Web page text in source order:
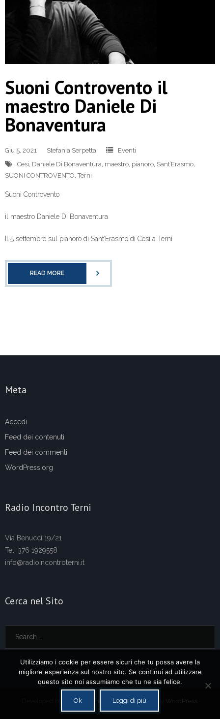
Suoni Controvento il
maestro Daniele Di
Bonaventura
Giu 5, 2021 Stefania Serpetta
Eventi
Cesi, Daniele Di Bonaventura, maestro, pianoro, Sant’Erasmo,
SUONI CONTROVENTO,Terni
Suoni Controvento
il maestro Daniele Di Bonaventura
Il 5 settembre sul pianoro di Sant’Erasmo di Cesi a Terni
READ MORE
Meta
Accedi
Feed dei contenuti
Feed dei commenti
WordPress.org
Radio Incontro Terni
Via Benucci 19/21
Tel. 376 1929558
info@radioincontroterni.it
Cerca nel Sito
Think Up Themes Ltd. Powered by WordPress
Utilizziamo i cookie per essere sicuri che tu possa avere la
migliore esperienza sul nostro sito. Se continui ad utilizzare
questo sito noi assumiamo che tu ne sia felice.
Ok Leggi di più